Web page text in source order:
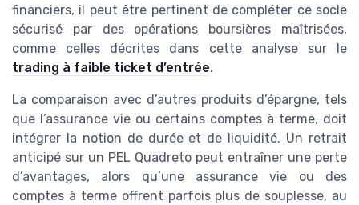
financiers, il peut être pertinent de compléter ce socle
sécurisé par des opérations boursières maîtrisées,
comme celles décrites dans cette analyse sur le
trading à faible ticket d’entrée.
La comparaison avec d’autres produits d’épargne, tels
que l’assurance vie ou certains comptes à terme, doit
intégrer la notion de durée et de liquidité. Un retrait
anticipé sur un PEL Quadreto peut entraîner une perte
d’avantages, alors qu’une assurance vie ou des
comptes à terme offrent parfois plus de souplesse, au